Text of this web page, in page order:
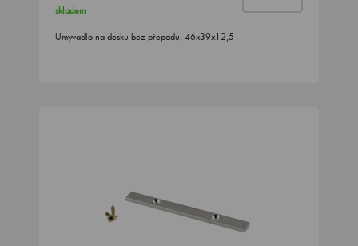
skladem
Umyvadlo na desku bez přepadu, 46x39x12,5